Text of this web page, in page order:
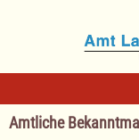
Amtliche